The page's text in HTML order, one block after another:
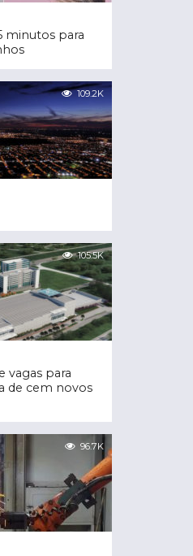
minutos para
109.2K
105.5K
vagas para
de cem novos
96.7K